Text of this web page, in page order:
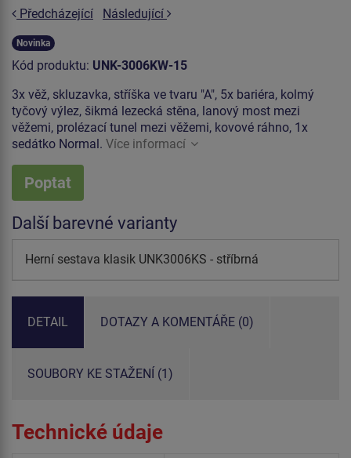
Předcházející
Následující
Novinka
Kód produktu: UNK-3006KW-15
3x věž, skluzavka, stříška ve tvaru "A", 5x bariéra, kolmý
tyčový výlez, šikmá lezecká stěna, lanový most mezi
věžemi, prolézací tunel mezi věžemi, kovové ráhno, 1x
sedátko Normal. Více informací
Poptat
Další barevné varianty
Herní sestava klasik UNK3006KS - stříbrná
DETAIL DOTAZY A KOMENTÁŘE (0)
SOUBORY KE STAŽENÍ (1)
Technické údaje